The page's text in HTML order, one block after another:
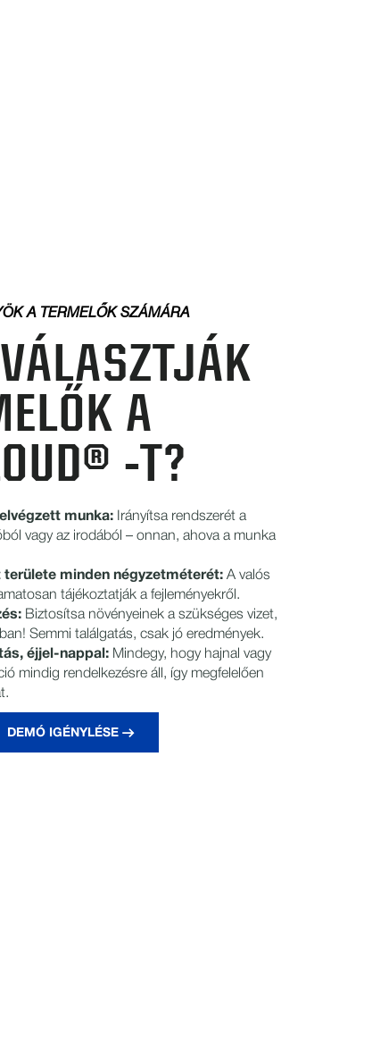
A TERMELŐK SZÁMÁRA
A
-T?
munka: Irányítsa rendszerét a
vagy az irodából – onnan, ahova a munka
területe minden négyzetméterét: A valós
tájékoztatják a fejleményekről.
Biztosítsa növényeinek a szükséges vizet,
Semmi találgatás, csak jó eredmények.
éjjel-nappal: Mindegy, hogy hajnal vagy
mindig rendelkezésre áll, így megfelelően
DEMÓ IGÉNYLÉSE